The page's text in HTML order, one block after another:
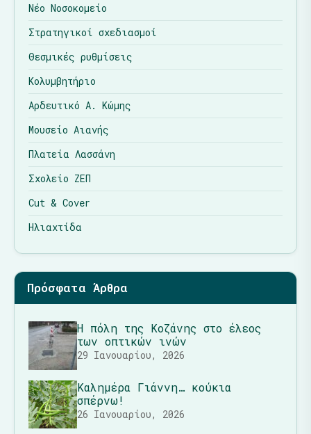
Νέο Νοσοκομείο
Στρατηγικοί σχεδιασμοί
Θεσμικές ρυθμίσεις
Κολυμβητήριο
Αρδευτικό Α. Κώμης
Μουσείο Αιανής
Πλατεία Λασσάνη
Σχολείο ΖΕΠ
Cut & Cover
Ηλιαχτίδα
Πρόσφατα Άρθρα
Η πόλη της Κοζάνης στο έλεος
των οπτικών ινών
29 Ιανουαρίου, 2026
Καλημέρα Γιάννη… κούκια
σπέρνω!
26 Ιανουαρίου, 2026